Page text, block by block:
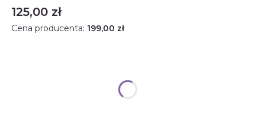
Cena
125,00 zł
Cena producenta: 199,00 zł